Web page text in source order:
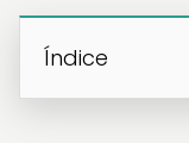
Índice